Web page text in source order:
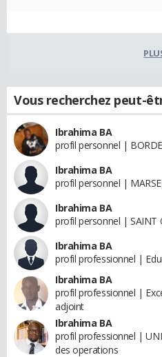
Vous recherchez peut-
Ibrahima BA
profil personnel |
Ibrahima BA
profil personnel |
Ibrahima BA
profil personnel | SAINT
Ibrahima BA
profil professionnel |
Ibrahima BA
profil professionnel |
adjoint
Ibrahima BA
profil professionnel |
des operations